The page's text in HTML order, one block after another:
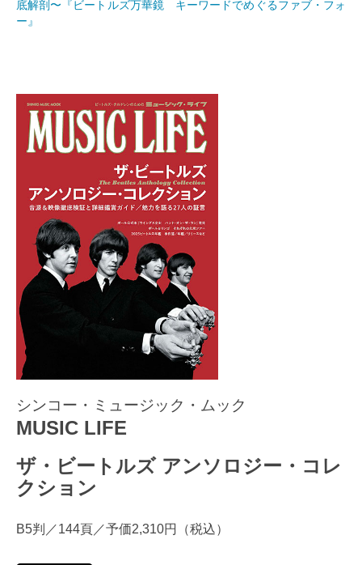
底解剖〜『ビートルズ万華鏡 キーワードでめぐるファブ・フォ
ー』
シンコー・ミュージック・ムック
MUSIC LIFE
ザ・ビートルズ アンソロジー・コレ
クション
B5判／144頁／予価2,310円（税込）